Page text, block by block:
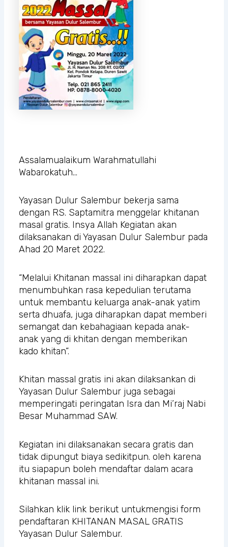
Assalamualaikum Warahmatullahi
Wabarokatuh…
Yayasan Dulur Salembur bekerja sama
dengan RS. Saptamitra menggelar khitanan
masal gratis. Insya Allah Kegiatan akan
dilaksanakan di Yayasan Dulur Salembur pada
Ahad 20 Maret 2022.
“Melalui Khitanan massal ini diharapkan dapat
menumbuhkan rasa kepedulian terutama
untuk membantu keluarga anak-anak yatim
serta dhuafa, juga diharapkan dapat memberi
semangat dan kebahagiaan kepada anak-
anak yang di khitan dengan memberikan
kado khitan”.
Khitan massal gratis ini akan dilaksankan di
Yayasan Dulur Salembur juga sebagai
memperingati peringatan Isra dan Mi’raj Nabi
Besar Muhammad SAW.
Kegiatan ini dilaksanakan secara gratis dan
tidak dipungut biaya sedikitpun. oleh karena
itu siapapun boleh mendaftar dalam acara
khitanan massal ini.
Silahkan klik link berikut untukmengisi form
pendaftaran KHITANAN MASAL GRATIS
Yayasan Dulur Salembur.